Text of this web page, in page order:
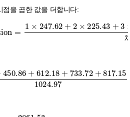
점을 곱한 값을 더합니다:
=1×247.62+2×225.43+3
183.43+5×163.43채권 가격
+612.18+733.72+817.15
1024.97